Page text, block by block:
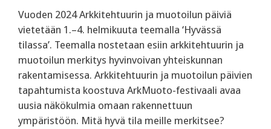
Vuoden 2024 Arkkitehtuurin ja muotoilun päiviä
vietetään 1.–4. helmikuuta teemalla ‘Hyvässä
tilassa’. Teemalla nostetaan esiin arkkitehtuurin ja
muotoilun merkitys hyvinvoivan yhteiskunnan
rakentamisessa. Arkkitehtuurin ja muotoilun päivien
tapahtumista koostuva ArkMuoto-festivaali avaa
uusia näkökulmia omaan rakennettuun
ympäristöön. Mitä hyvä tila meille merkitsee?